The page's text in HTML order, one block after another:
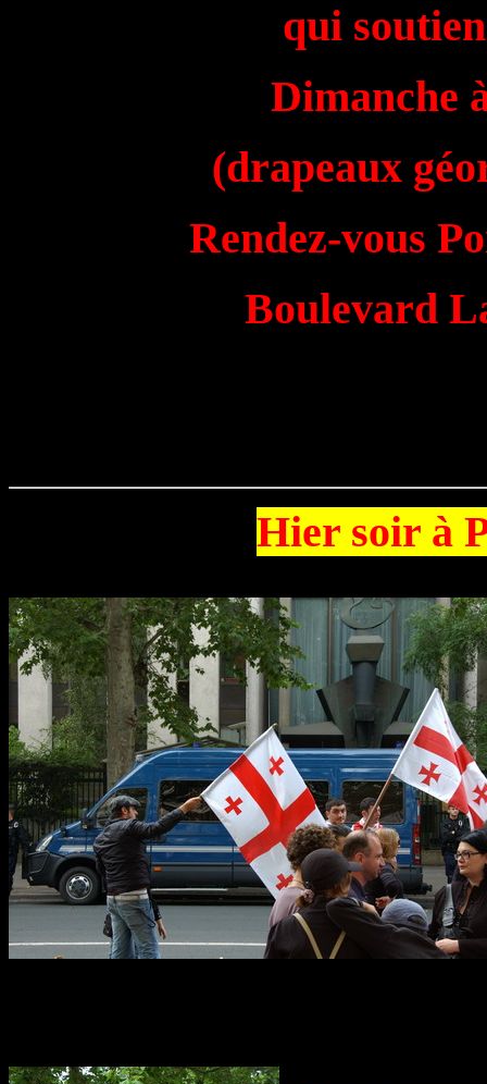
qui
Dimanche
(drapeaux
Rendez-vous
Boulevard
Hier soir à